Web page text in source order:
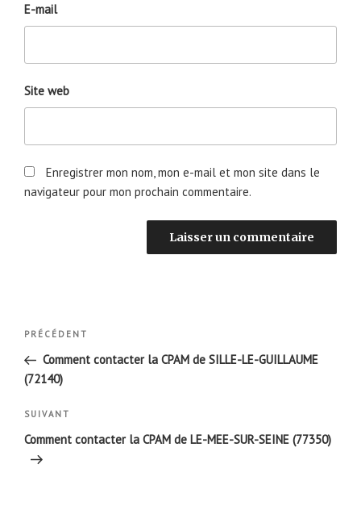
E-mail
Site web
Enregistrer mon nom, mon e-mail et mon site dans le
navigateur pour mon prochain commentaire.
Navigation
l’article
Article
précédent
PRÉCÉDENT
Comment contacter la CPAM de SILLE-LE-GUILLAUME
(72140)
Article
suivant
SUIVANT
Comment contacter la CPAM de LE-MEE-SUR-SEINE (77350)